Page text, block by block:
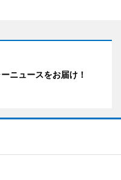
ニュースをお届け！